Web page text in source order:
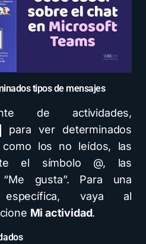
tipos de mensajes
de actividades,
para ver determinados
los no leídos, las
el símbolo @, las
gusta”. Para una
vaya al
Mi actividad.